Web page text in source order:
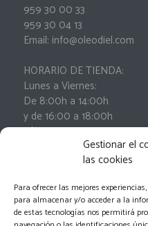
Gestionar el
las cookies
Para ofrecer las mejores
para almacenar y/o acceder a la
de estas tecnologías nos permitirá
959 30 00 33
959 30 04 13
Email: info@oleodiel.com
HORARIO DE TIENDA:
Lunes a Viernes:
De 8:00h a 14:00h
y de 16:00 a 18:00h
Sábados:
De 9:00h a 13:00h